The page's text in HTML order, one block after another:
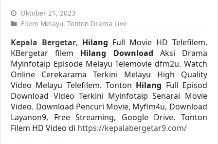
Oktober 21, 2023
Filem Melayu,Tonton Drama Live
Kepala Bergetar, Hilang Full Movie HD Telefilem.
KBergetar filem Hilang Download Aksi Drama
Myinfotaip Episode Melayu Telemovie dfm2u. Watch
Online Cerekarama Terkini Melayu High Quality
Video Melayu Telefilem. Tonton Hilang Full Episod
Download Video Terkini Myinfotaip Senarai Movie
Video. Download Pencuri Movie, Myflm4u, Download
Layanon9, Free Streaming, Google Drive. Tonton
Filem HD Video di https://kepalabergetar9.com/